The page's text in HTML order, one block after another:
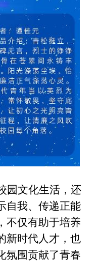
园文化生活，还
自我、传递正能
不仅有助于培养
新时代人才，也
氛围贡献了青春